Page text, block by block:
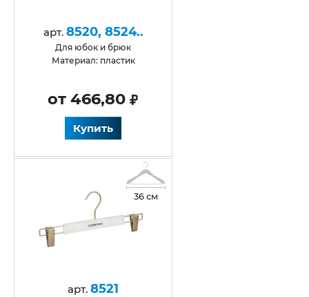
арт. 8520, 8524..
для юбок и брюк
Материал: пластик
от 466,80
Купить
36 см
арт. 8521